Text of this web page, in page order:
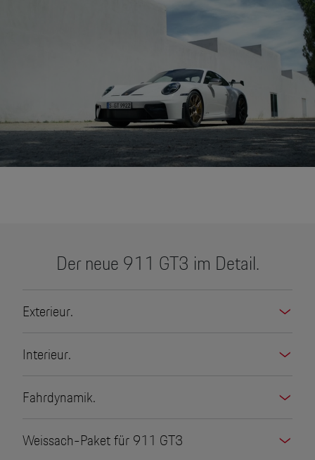
None
Der neue 911 GT3 im Detail.
Exterieur.
Interieur.
Fahrdynamik.
Weissach-Paket für 911 GT3